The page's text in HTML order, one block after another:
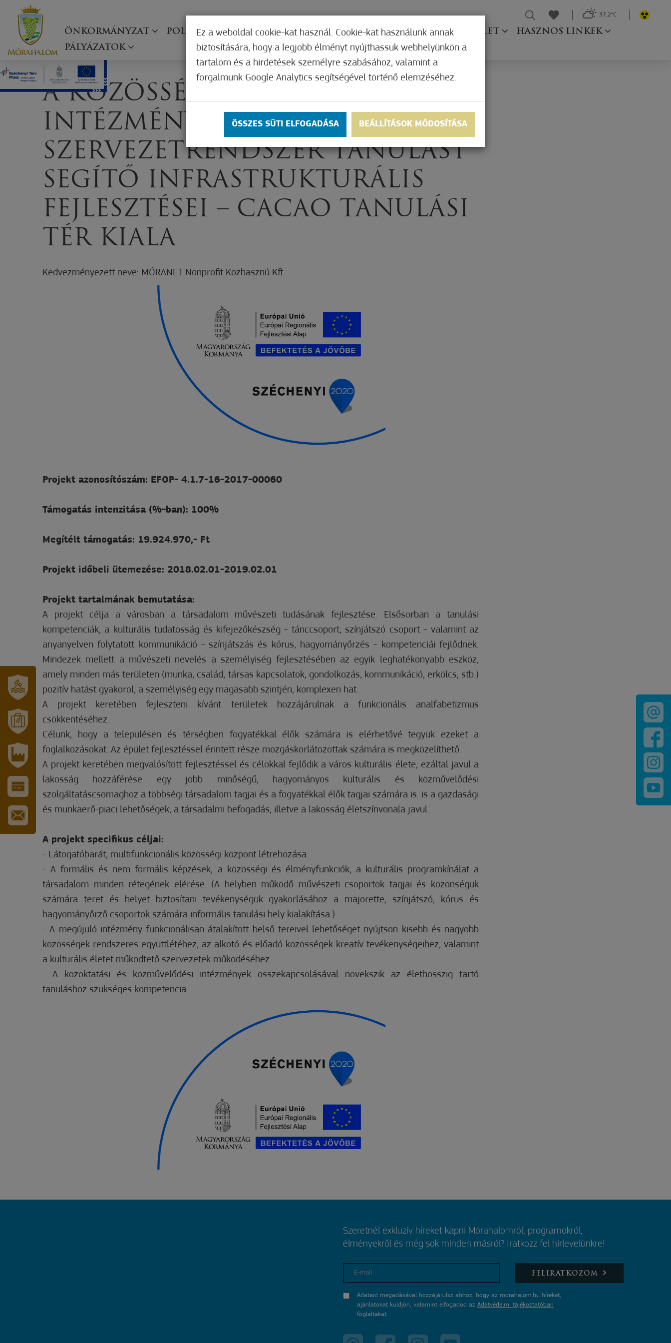
ERZSÉBET
GYÓGYFÜRDŐ
MÓRAHALOM
TURISZTIKA
PARK
ÉS
TURISZTIKAI
KÁRTYA
HÍRLEVELÜNKRE
ÖNKORMÁNYZAT POLGÁRMESTERI HIVATAL INTÉZMÉNYEK KÉPVISELŐ TESTÜLET
HASZNOS LINKEK
PÁLYÁZATOK
37,2°C
A KÖZÖSSÉGI MŰVELŐDÉSI
INTÉZMÉNY- ÉS
SZERVEZETRENDSZER TANULÁST
SEGÍTŐ INFRASTRUKTURÁLIS
FEJLESZTÉSEI – CACAO TANULÁSI
TÉR KIALA
Kedvezményezett neve: MÓRANET Nonprofit Közhasznú Kft.
Projekt azonosítószám: EFOP- 4.1.7-16-2017-00060
Támogatás intenzitása (%-ban): 100%
Megítélt támogatás: 19.924.970,- Ft
Projekt időbeli ütemezése: 2018.02.01-2019.02.01
Projekt tartalmának bemutatása:
A projekt célja a városban a társadalom művészeti tudásának fejlesztése. Elsősorban a tanulási
kompetenciák, a kulturális tudatosság és kifejezőkészség - tánccsoport, színjátszó csoport - valamint az
anyanyelven folytatott kommunikáció - színjátszás és kórus, hagyományőrzés - kompetenciái fejlődnek.
Mindezek mellett a művészeti nevelés a személyiség fejlesztésében az egyik leghatékonyabb eszköz,
amely minden más területen (munka, család, társas kapcsolatok, gondolkozás, kommunikáció, erkölcs, stb.)
pozitív hatást gyakorol, a személyiség egy magasabb szintjén, komplexen hat.
A projekt keretében fejleszteni kívánt területek hozzájárulnak a funkcionális analfabetizmus
csökkentéséhez.
Célunk, hogy a településen és térségben fogyatékkal élők számára is elérhetővé tegyük ezeket a
foglalkozásokat. Az épület fejlesztéssel érintett része mozgáskorlátozottak számára is megközelíthető.
A projekt keretében megvalósított fejlesztéssel és célokkal fejlődik a város kulturális élete, ezáltal javul a
lakosság hozzáférése egy jobb minőségű, hagyományos kulturális és közművelődési
szolgáltatáscsomaghoz a többségi társadalom tagjai és a fogyatékkal élők tagjai számára is. is a gazdasági
és munkaerő-piaci lehetőségek, a társadalmi befogadás, illetve a lakosság életszínvonala javul.
A projekt specifikus céljai:
- Látogatóbarát, multifunkcionális közösségi központ létrehozása.
- A formális és nem formális képzések, a közösségi és élményfunkciók, a kulturális programkínálat a
társadalom minden rétegének elérése. (A helyben működő művészeti csoportok tagjai és közönségük
számára teret és helyet biztosítani tevékenységük gyakorlásához a majorette, színjátszó, kórus és
hagyományőrző csoportok számára informális tanulási hely kialakítása.)
- A megújuló intézmény funkcionálisan átalakított belső tereivel lehetőséget nyújtson kisebb és nagyobb
közösségek rendszeres együttlétéhez, az alkotó és előadó közösségek kreatív tevékenységeihez, valamint
a kulturális életet működtető szervezetek működéséhez.
- A közoktatási és közművelődési intézmények összekapcsolásával növekszik az élethosszig tartó
tanuláshoz szükséges kompetencia.
Ez a weboldal cookie-kat használ. Cookie-kat használunk annak
biztosítására, hogy a legjobb élményt nyújthassuk webhelyünkön a
tartalom és a hirdetések személyre szabásához, valamint a
forgalmunk Google Analytics segítségével történő elemzéséhez.
ÖSSZES SÜTI ELFOGADÁSA BEÁLLÍTÁSOK MÓDOSÍTÁSA
Szeretnél exkluzív híreket kapni Mórahalomról, programokról,
élményekről és még sok minden másról? Iratkozz fel hírlevelünkre!
E-mail
FELIRATKOZOM
Adataid megadásával hozzájárulsz ahhoz, hogy az morahalom.hu híreket,
ajánlatokat küldjön, valamint elfogadod az Adatvédelmi tájékoztatóban
foglaltakat.